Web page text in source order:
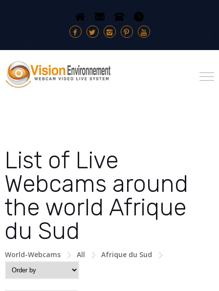
List of Live
Webcams around
the world Afrique
du Sud
World-Webcams All Afrique du Sud